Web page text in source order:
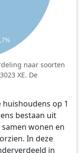
naar soorten
XE. De
op 1
bestaan uit
wonen en
In deze
in